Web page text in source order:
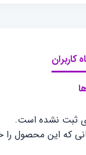
کاربران
ثبت نشده است.
که این محصول را